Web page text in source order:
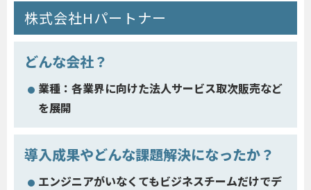
株式会社Hパートナー
どんな会社？
業種：各業界に向けた法人サービス取次販売など
を展開
導入成果やどんな課題解決になったか？
エンジニアがいなくてもビジネスチームだけでデ